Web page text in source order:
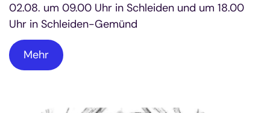
02.08. um 09.00 Uhr in Schleiden und um 18.00
Uhr in Schleiden-Gemünd
Mehr